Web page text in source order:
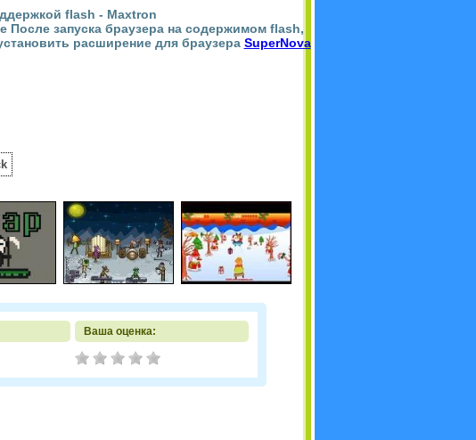
flash - Maxtron
После запуска браузера на содержимом flash,
расширение для браузера SuperNova
Ваша оценка: